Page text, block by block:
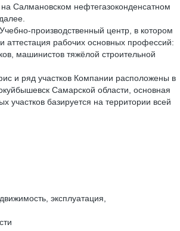
Салмановском нефтегазоконденсатном
производственный центр, в котором
аттестация рабочих основных профессий:
машинистов тяжёлой строительной
и ряд участков Компании расположены в
Самарской области, основная
участков базируется на территории всей
эксплуатация,